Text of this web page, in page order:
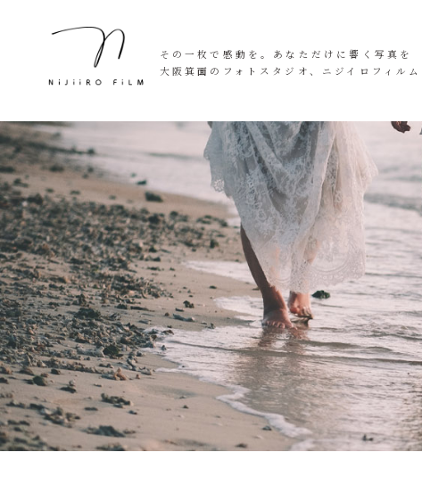
その一枚で感動を。あなただけに響く写真を
大阪箕面のフォトスタジオ、ニジイロフィルム